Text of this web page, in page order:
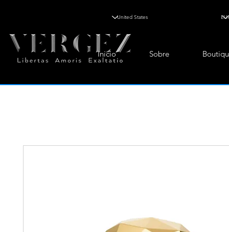
Inicio Sobre